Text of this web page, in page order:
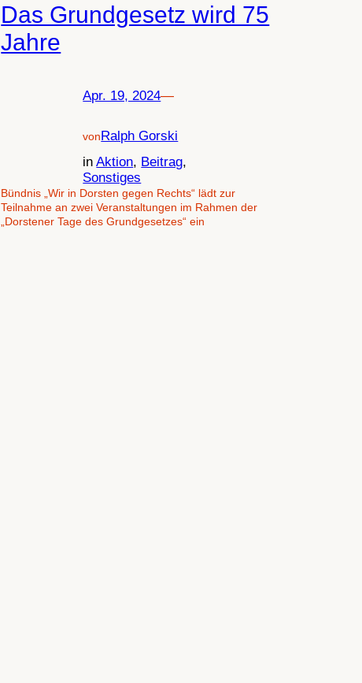
Das Grundgesetz wird 75
Jahre
Apr. 19, 2024—
vonRalph Gorski
inAktion, Beitrag
Sonstiges
Bündnis „Wir in Dorsten gegen Rechts“ lädt zur
Teilnahme an zwei Veranstaltungen im Rahmen der
„Dorstener Tage des Grundgesetzes“ ein